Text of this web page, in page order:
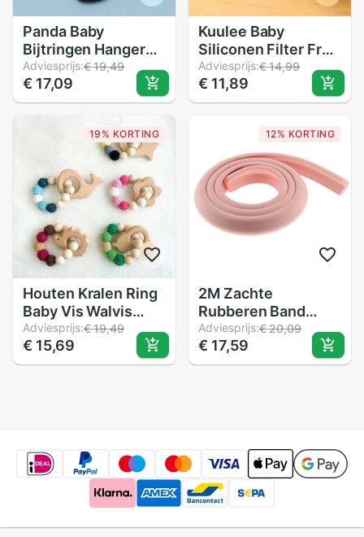
Panda Baby
Bijtringen Hanger
Ketting Accessoire
Bpa Gratis Silicone
Chew Speelgoed
Adviesprijs:€ 19,49
€ 17,09
Kuulee Baby
Siliconen Filter Fruit
Groente Mesh Bag
voor Baby siliconen
materiaal veilig en
Adviesprijs:€ 14,99
€ 11,89
19% KORTING
Houten Kralen Ring
Baby Vis Walvis
Bloem Bijtring
Veiligheid Kauwen
Ketting Armband
Adviesprijs:€ 19,49
€ 15,69
12% KORTING
2M Zachte
Rubberen Band
Voor Meubelen Kast
Muur Edge Guards
Kinderen Baby
Adviesprijs:€ 20,09
€ 17,59